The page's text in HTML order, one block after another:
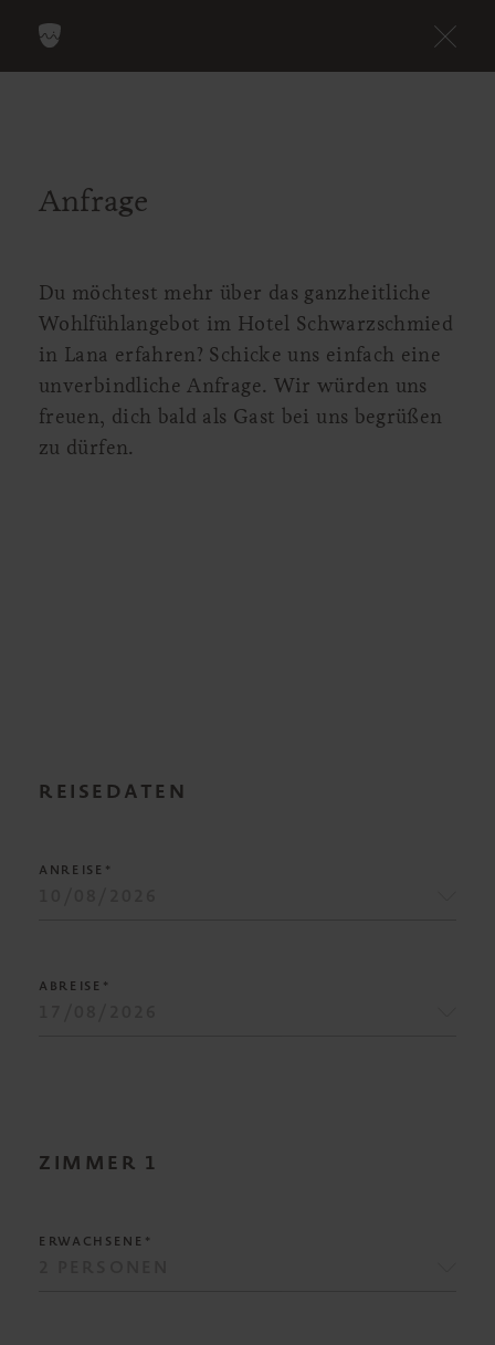
Anfrage
Du möchtest mehr über das ganzheitliche
Wohlfühlangebot im Hotel Schwarzschmied
in Lana erfahren? Schicke uns einfach eine
unverbindliche Anfrage. Wir würden uns
freuen, dich bald als Gast bei uns begrüßen
zu dürfen.
REISEDATEN
ANREISE*
ABREISE*
ZIMMER 1
ERWACHSENE*